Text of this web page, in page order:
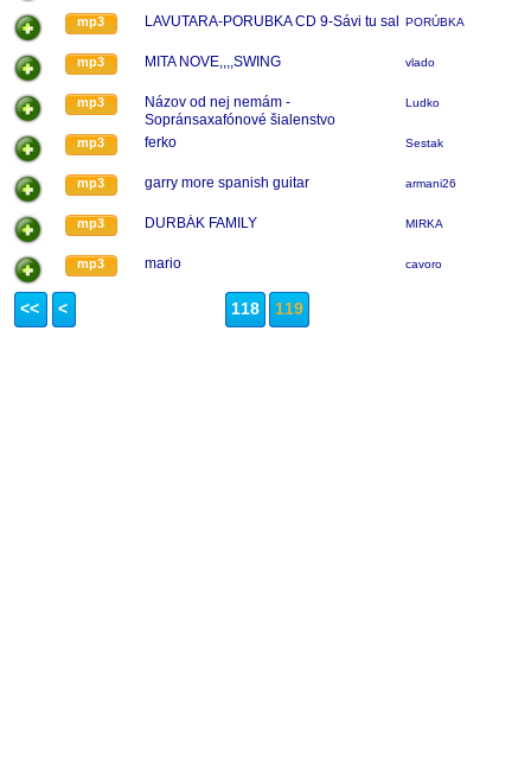
mp3 LAVUTARA-PORUBKA CD 9-Sávi tu sal PORÚBKA
mp3 MITA NOVE,,,,SWING vlado
mp3
Názov od nej nemám -
Sopránsaxafónové šialenstvo
Ludko
mp3 ferko Sestak
mp3 garry more spanish guitar armani26
mp3 DURBÁK FAMILY MIRKA
mp3 mario cavoro
<< < 118 119